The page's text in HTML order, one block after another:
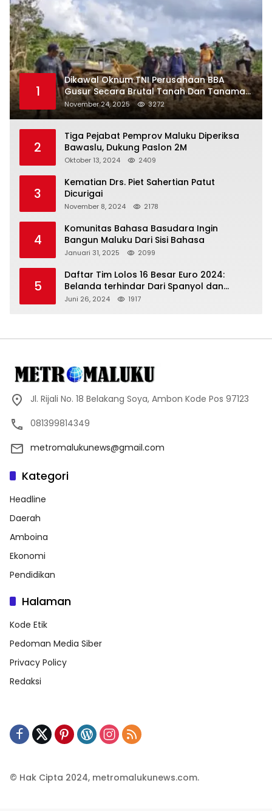
1
Dikawal Oknum TNI Perusahaan BBA
Gusur Secara Brutal Tanah Dan Tanaman
Warga, Akademisi Unpatti Minta Pangdam
Tertibkan Anggotanya
November 24, 2025 3272
2
Tiga Pejabat Pemprov Maluku Diperiksa
Bawaslu, Dukung Paslon 2M
Oktober 13, 2024 2409
3
Kematian Drs. Piet Sahertian Patut
Dicurigai
November 8, 2024 2178
4
Komunitas Bahasa Basudara Ingin
Bangun Maluku Dari Sisi Bahasa
Januari 31, 2025 2099
5
Daftar Tim Lolos 16 Besar Euro 2024:
Belanda terhindar Dari Spanyol dan
Ingriss, Prancis Bertemu Belgia
Juni 26, 2024 1917
Jl. Rijali No. 18 Belakang Soya, Ambon Kode Pos 97123
081399814349
metromalukunews@gmail.com
Kategori
Headline
Daerah
Amboina
Ekonomi
Pendidikan
Halaman
Kode Etik
Pedoman Media Siber
Privacy Policy
Redaksi
© Hak Cipta 2024, metromalukunews.com.